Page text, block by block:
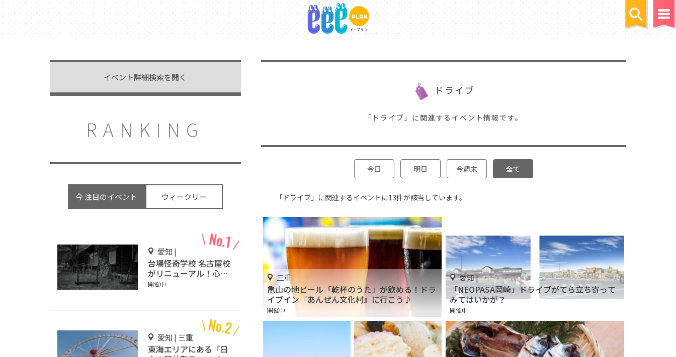
イベント詳細検索を開く
RANKING
今 注目のイベント ウィークリー
愛知 |
台場怪奇学校 名古屋校
がリニューアル！心霊
リアリティー型恐怖体
開催中
愛知 | 三重
東海エリアにある「日
愛知 |
名古屋観光といえば
「名古屋城」！2匹の金
鯱を見に行こう
開催中
静岡
お茶と田舎と、時々ご
ドライブ
「ドライブ」に関連するイベント情報です。
今日 明日 今週末 全て
「ドライブ」に関連するイベントに13件が該当しています。
三重
亀山の地ビール「乾杯のうた」が飲める！ドラ
イブイン『あんぜん文化村』に行こう♪
開催中
愛知 |
「NEOPASA岡崎」ドライブがてら立ち寄って
みてはいかが？
開催中